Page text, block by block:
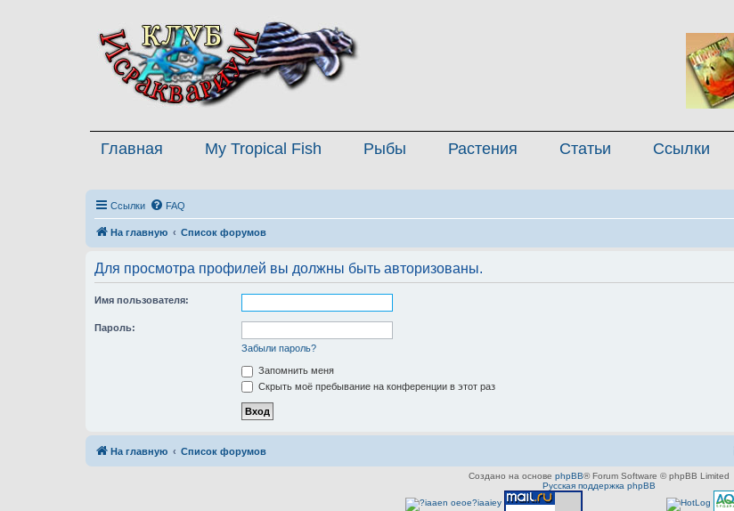
Главная My Tropical Fish Рыбы Растения Статьи Ссылки
Ссылки FAQ
На главную Список форумов
Для просмотра профилей вы должны быть авторизованы.
Имя пользователя:
Пароль:
Забыли пароль?
Запомнить меня
Скрыть моё пребывание на конференции в этот раз
На главную Список форумов
Создано на основе phpBB® Forum Software © phpBB Limited
Русская поддержка phpBB